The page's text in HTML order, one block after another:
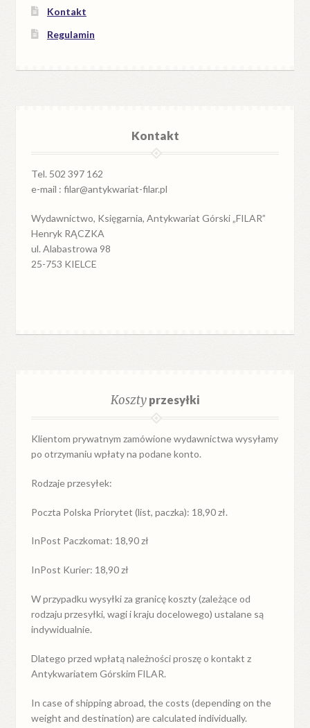
Kontakt
Regulamin
Kontakt
Tel. 502 397 162
e-mail : filar@antykwariat-filar.pl
Wydawnictwo, Księgarnia, Antykwariat Górski „FILAR”
Henryk RĄCZKA
ul. Alabastrowa 98
25-753 KIELCE
Kosztyprzesyłki
Klientom prywatnym zamówione wydawnictwa wysyłamy
po otrzymaniu wpłaty na podane konto.
Rodzaje przesyłek:
Poczta Polska Priorytet (list, paczka): 18,90 zł.
InPost Paczkomat: 18,90 zł
InPost Kurier: 18,90 zł
W przypadkuwysyłkiza granicękoszty (zależące od
rodzaju przesyłki, wagi i kraju docelowego) ustalane są
indywidualnie.
Dlatego przed wpłatą należności proszę o kontakt z
Antykwariatem Górskim FILAR.
In case of shipping abroad, the costs (depending on the
weight and destination) are calculated individually.